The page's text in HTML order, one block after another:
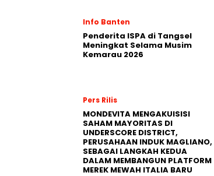
Info Banten
Penderita ISPA di Tangsel
Meningkat Selama Musim
Kemarau 2026
Pers Rilis
MONDEVITA MENGAKUISISI
SAHAM MAYORITAS DI
UNDERSCORE DISTRICT,
PERUSAHAAN INDUK MAGLIANO,
SEBAGAI LANGKAH KEDUA
DALAM MEMBANGUN PLATFORM
MEREK MEWAH ITALIA BARU